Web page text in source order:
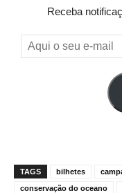
Receba
Aqui
o
TAGS bilhetes
conservação do oceano